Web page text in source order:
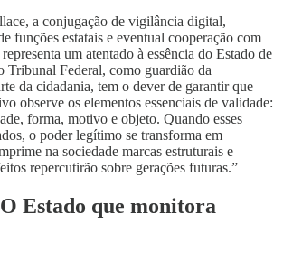
a conjugação de vigilância digital,
funções estatais e eventual cooperação com
um atentado à essência do Estado de
Tribunal Federal, como guardião da
da cidadania, tem o dever de garantir que
observe os elementos essenciais de validade:
forma, motivo e objeto. Quando esses
o poder legítimo se transforma em
na sociedade marcas estruturais e
repercutirão sobre gerações futuras.”
Estado que monitora